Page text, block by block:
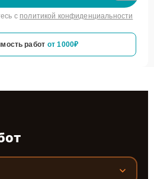
с политикой конфиденциальности
работ от 1000₽